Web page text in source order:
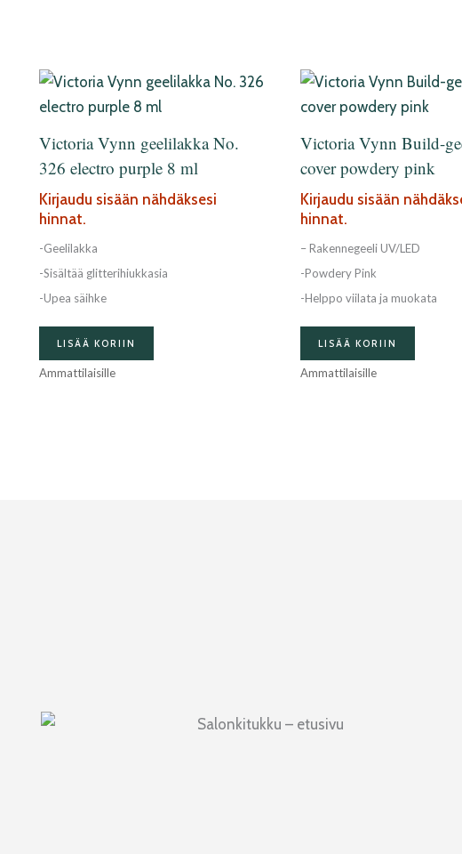
Victoria Vynn geelilakka No.
326 electro purple 8 ml
Kirjaudu sisään nähdäksesi
hinnat.
-Geelilakka
-Sisältää glitterihiukkasia
-Upea säihke
LISÄÄ KORIIN
Ammattilaisille
Victoria Vynn Build-
cover powdery pink
Kirjaudu sisään
hinnat.
– Rakennegeeli UV/LED
-Powdery Pink
-Helppo viilata ja muokata
LISÄÄ KORIIN
Ammattilaisille